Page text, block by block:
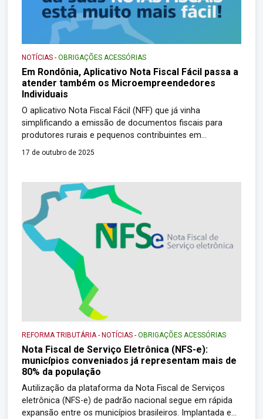
NOTÍCIAS -OBRIGAÇÕES ACESSÓRIAS
Em Rondônia, Aplicativo Nota Fiscal Fácil passa a
atender também os Microempreendedores
Individuais
O aplicativo Nota Fiscal Fácil (NFF) que já vinha
simplificando a emissão de documentos fiscais para
produtores rurais e pequenos contribuintes em
Rondônia, agora passa a atender também aos
governo de Rondônia, por meio da Secretaria de Estado
de Finanças (Sefin), em tornar […]
17 de outubro de 2025
REFORMA TRIBUTÁRIA- NOTÍCIAS -OBRIGAÇÕES ACESSÓRIAS
Nota Fiscal de Serviço Eletrônica (NFS-e):
municípios conveniados já representam mais de
80% da população
Autilização da plataforma da Nota Fiscal de Serviços
eletrônica (NFS-e) de padrão nacional segue em rápida
expansão entre os municípios brasileiros. Implantada em